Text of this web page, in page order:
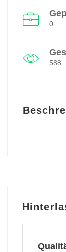
0
588